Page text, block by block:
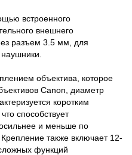
встроенного
внешнего
разъем 3.5 мм, для
объектива, которое
Canon, диаметр
коротким
способствует
и меньше по
также включает 12-
функций